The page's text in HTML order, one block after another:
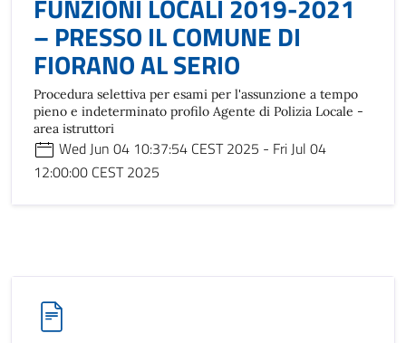
FUNZIONI LOCALI 2019-2021
– PRESSO IL COMUNE DI
FIORANO AL SERIO
Procedura selettiva per esami per l'assunzione a tempo
pieno e indeterminato profilo Agente di Polizia Locale -
area istruttori
Wed Jun 04 10:37:54 CEST 2025 - Fri Jul 04
12:00:00 CEST 2025